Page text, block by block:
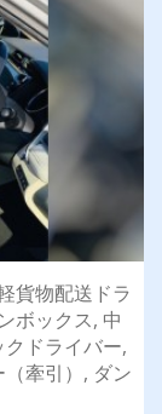
貨物配送ドラ
ボックス, 中
ドライバー,
牽引）, ダン